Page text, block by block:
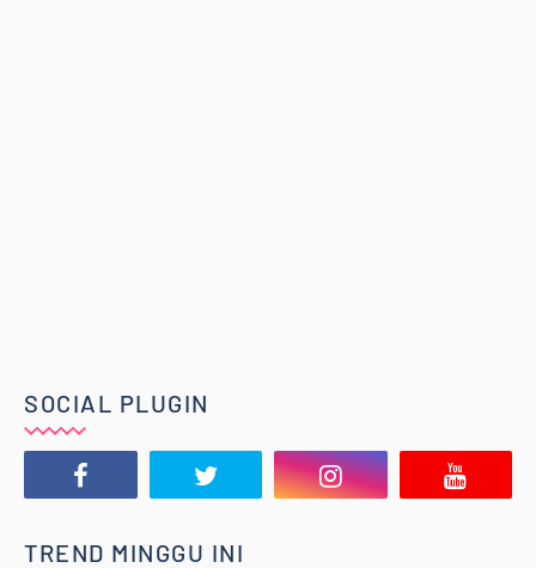
SOCIAL PLUGIN
TREND MINGGU INI